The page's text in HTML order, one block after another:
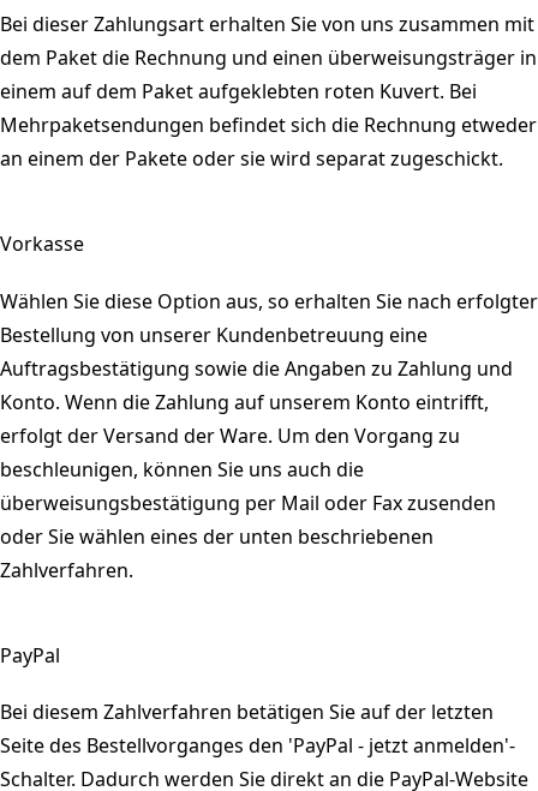
Bei dieser Zahlungsart erhalten Sie von uns zusammen mit
dem Paket die Rechnung und einen überweisungsträger in
einem auf dem Paket aufgeklebten roten Kuvert. Bei
Mehrpaketsendungen befindet sich die Rechnung etweder
an einem der Pakete oder sie wird separat zugeschickt.
Vorkasse
Wählen Sie diese Option aus, so erhalten Sie nach erfolgter
Bestellung von unserer Kundenbetreuung eine
Auftragsbestätigung sowie die Angaben zu Zahlung und
Konto. Wenn die Zahlung auf unserem Konto eintrifft,
erfolgt der Versand der Ware. Um den Vorgang zu
beschleunigen, können Sie uns auch die
überweisungsbestätigung per Mail oder Fax zusenden
oder Sie wählen eines der unten beschriebenen
Zahlverfahren.
PayPal
Bei diesem Zahlverfahren betätigen Sie auf der letzten
Seite des Bestellvorganges den 'PayPal - jetzt anmelden'-
Schalter. Dadurch werden Sie direkt an die PayPal-Website